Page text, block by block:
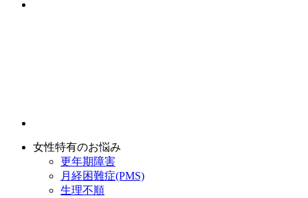
女性特有のお悩み
更年期障害
月経困難症(PMS)
生理不順